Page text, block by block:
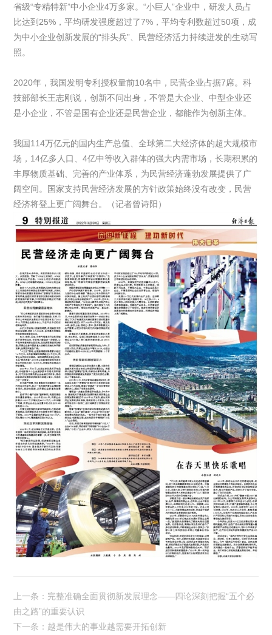
省级“专精特新”中小企业4万多家。“小巨人”企业中，研发人员占
比达到25%，平均研发强度超过了7%，平均专利数超过50项，成
为中小企业创新发展的“排头兵”、民营经济活力持续迸发的生动写
照。
2020年，我国发明专利授权量前10名中，民营企业占据7席。科
技部部长王志刚说，创新不问出身，不管是大企业、中型企业还
是小企业，不管是国有企业还是民营企业，都能作为创新主体。
我国114万亿元的国内生产总值、全球第二大经济体的超大规模市
场，14亿多人口、4亿中等收入群体的强大内需市场，长期积累的
丰厚物质基础、完善的产业体系，为民营经济蓬勃发展提供了广
阔空间。国家支持民营经济发展的方针政策始终没有改变，民营
经济将登上更广阔舞台。（记者曾诗阳）
上一条：完整准确全面贯彻新发展理念——四论深刻把握“五个必
由之路”的重要认识
下一条：越是伟大的事业越需要开拓创新